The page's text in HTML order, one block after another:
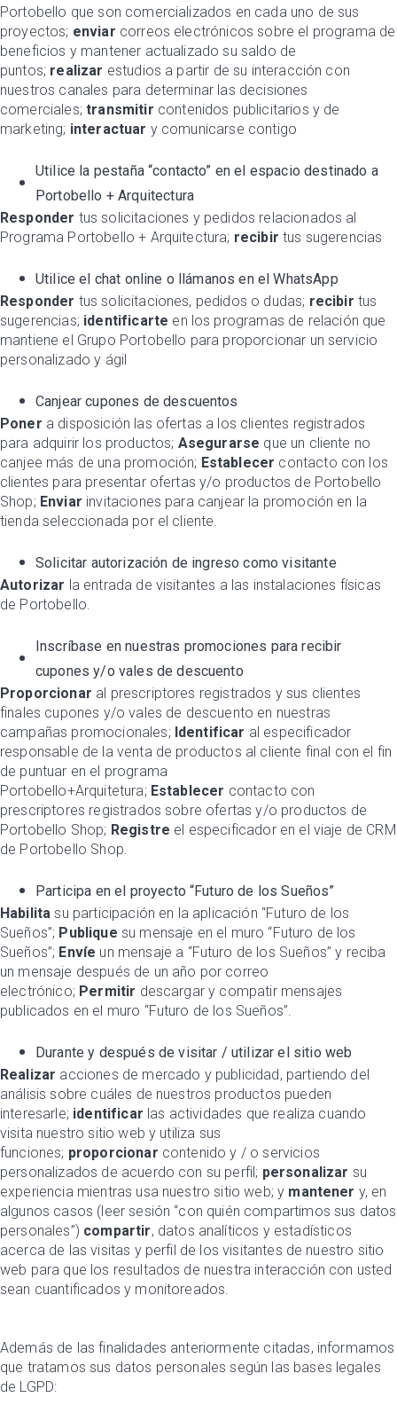
Portobello que son comercializados en cada uno de sus
proyectos; enviar correos electrónicos sobre el programa de
beneficios y mantener actualizado su saldo de
puntos; realizar estudios a partir de su interacción con
nuestros canales para determinar las decisiones
comerciales;transmitir contenidos publicitarios y de
marketing; interactuar y comunicarse contigo
Utilice la pestaña “contacto” en el espacio destinado a
Portobello + Arquitectura
Responder tus solicitaciones y pedidos relacionados al
Programa Portobello + Arquitectura; recibir tus sugerencias
Utilice el chat online o llámanos en el WhatsApp
Responder tus solicitaciones, pedidos o dudas; recibir tus
sugerencias; identificarte en los programas de relación que
mantiene el Grupo Portobello para proporcionar un servicio
personalizado y ágil
Canjear cupones de descuentos
Poner a disposición las ofertas a los clientes registrados
para adquirir los productos; Asegurarse que un cliente no
canjee más de una promoción; Establecer contacto con los
clientes para presentar ofertas y/o productos de Portobello
Shop; Enviar invitaciones para canjear la promoción en la
tienda seleccionada por el cliente.
Solicitar autorización de ingreso como visitante
Autorizar la entrada de visitantes a las instalaciones físicas
de Portobello.
Inscríbase en nuestras promociones para recibir
cupones y/o vales de descuento
Proporcionar al prescriptores registrados y sus clientes
finales cupones y/o vales de descuento en nuestras
campañas promocionales; Identificar al especificador
responsable de la venta de productos al cliente final con el fin
de puntuar en el programa
Portobello+Arquitetura; Establecer contacto con
prescriptores registrados sobre ofertas y/o productos de
Portobello Shop; Registre el especificador en el viaje de CRM
de Portobello Shop.
Participa en el proyecto “Futuro de los Sueños”
Habilita su participación en la aplicación “Futuro de los
Sueños”; Publique su mensaje en el muro “Futuro de los
Sueños”; Envíe un mensaje a “Futuro de los Sueños” y reciba
un mensaje después de un año por correo
electrónico; Permitir descargar y compatir mensajes
publicados en el muro “Futuro de los Sueños”.
Durante y después de visitar / utilizar el sitio web
Realizar acciones de mercado y publicidad, partiendo del
análisis sobre cuáles de nuestros productos pueden
interesarle; identificar las actividades que realiza cuando
visita nuestro sitio web y utiliza sus
funciones; proporcionar contenido y / o servicios
personalizados de acuerdo con su perfil; personalizar su
experiencia mientras usa nuestro sitio web; y mantener y, en
algunos casos (leer sesión “con quién compartimos sus datos
personales”) compartir, datos analíticos y estadísticos
acerca de las visitas y perfil de los visitantes de nuestro sitio
web para que los resultados de nuestra interacción con usted
sean cuantificados y monitoreados.
Además de las finalidades anteriormente citadas, informamos
que tratamos sus datos personales según las bases legales
de LGPD: